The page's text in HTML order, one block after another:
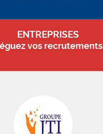
ENTREPRISES
vos recrutements